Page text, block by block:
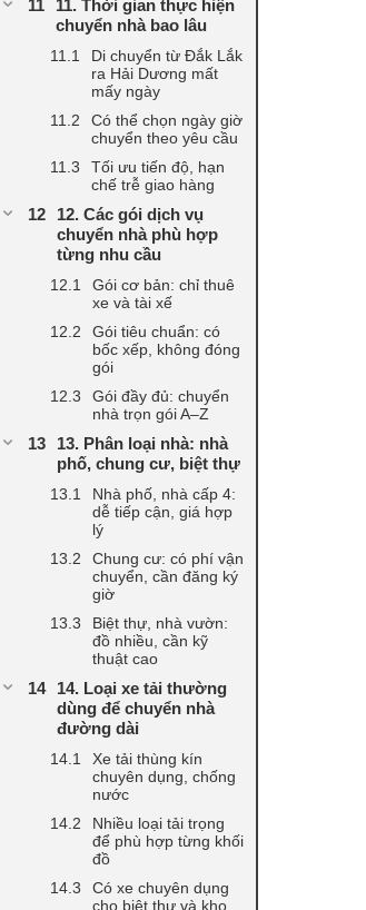
11. Thời gian thực hiện
chuyển nhà bao lâu
Di chuyển từ Đắk Lắk
ra Hải Dương mất
mấy ngày
Có thể chọn ngày giờ
chuyển theo yêu cầu
Tối ưu tiến độ, hạn
chế trễ giao hàng
12. Các gói dịch vụ
chuyển nhà phù hợp
từng nhu cầu
Gói cơ bản: chỉ thuê
xe và tài xế
Gói tiêu chuẩn: có
bốc xếp, không đóng
gói
Gói đầy đủ: chuyển
nhà trọn gói A–Z
13. Phân loại nhà: nhà
phố, chung cư, biệt thự
Nhà phố, nhà cấp 4:
dễ tiếp cận, giá hợp
lý
Chung cư: có phí vận
chuyển, cần đăng ký
giờ
Biệt thự, nhà vườn:
đồ nhiều, cần kỹ
thuật cao
14. Loại xe tải thường
dùng để chuyển nhà
đường dài
Xe tải thùng kín
chuyên dụng, chống
nước
Nhiều loại tải trọng
để phù hợp từng khối
đồ
Có xe chuyên dụng
cho biệt thự và kho